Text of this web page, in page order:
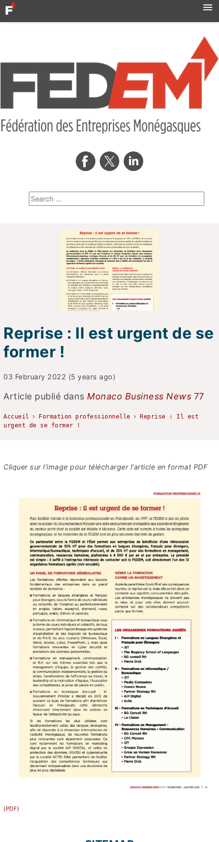
MBN
Formation professionnelle
Reprise : Il est urgent de se
former !
03 February 2022 (5 years ago)
Article publié dans Monaco Business News 77
Accueil Formation professionnelle
Reprise : Il est
urgent de se former !
Cliquer sur l'image pour télécharger l'article en format PDF